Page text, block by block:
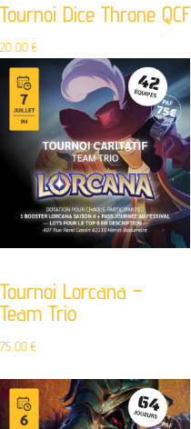
Tournoi Dice Throne QCF
20,00 €
Tournoi Lorcana –
Team Trio
75,00 €